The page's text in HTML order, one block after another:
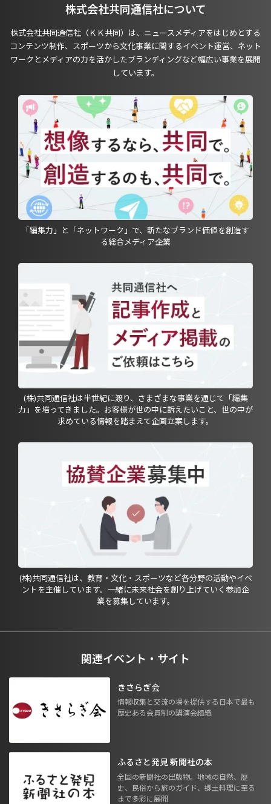
株式会社共同通信社について
株式会社共同通信社（ＫＫ共同）は、ニュースメディアをはじめとする
コンテンツ制作、スポーツから文化事業に関するイベント運営、ネット
ワークとメディアの力を活かしたブランディングなど幅広い事業を展開
しています。
「編集力」と「ネットワーク」で、新たなブランド価値を創造す
る総合メディア企業
(株)共同通信社は半世紀に渡り、さまざまな事業を通じて「編集
力」を培ってきました。お客様が世の中に訴えたいこと、世の中が
求めている情報を踏まえて企画立案します。
(株)共同通信社は、教育・文化・スポーツなど各分野の活動やイベ
ントを主催しています。一緒に未来社会を創り上げていく参加企
業を募集しています。
関連イベント・サイト
きさらぎ会
情報収集と交流の場を提供する日本で最も
歴史ある会員制の講演会組織
ふるさと発見 新聞社の本
全国の新聞社の出版物。地域の自然、歴
史、民俗から旅のガイド、郷土料理に至る
まで多彩に展開